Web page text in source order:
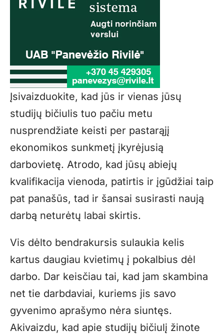
Įsivaizduokite, kad jūs ir vienas jūsų
studijų bičiulis tuo pačiu metu
nusprendžiate keisti per pastarąjį
ekonomikos sunkmetį įkyrėjusią
darbovietę. Atrodo, kad jūsų abiejų
kvalifikacija vienoda, patirtis ir įgūdžiai taip
pat panašūs, tad ir šansai susirasti naują
darbą neturėtų labai skirtis.
Vis dėlto bendrakursis sulaukia kelis
kartus daugiau kvietimų į pokalbius dėl
darbo. Dar keisčiau tai, kad jam skambina
net tie darbdaviai, kuriems jis savo
gyvenimo aprašymo nėra siuntęs.
Akivaizdu, kad apie studijų bičiulį žinote